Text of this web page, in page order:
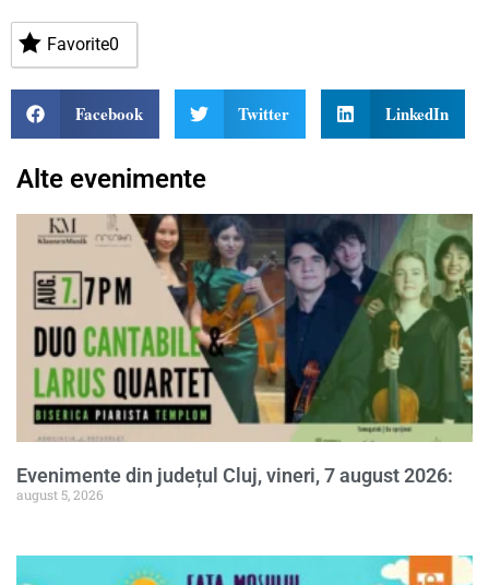
Favorite0
Facebook Twitter LinkedIn
Alte evenimente
Evenimente din județul Cluj, vineri, 7 august 2026:
august 5, 2026